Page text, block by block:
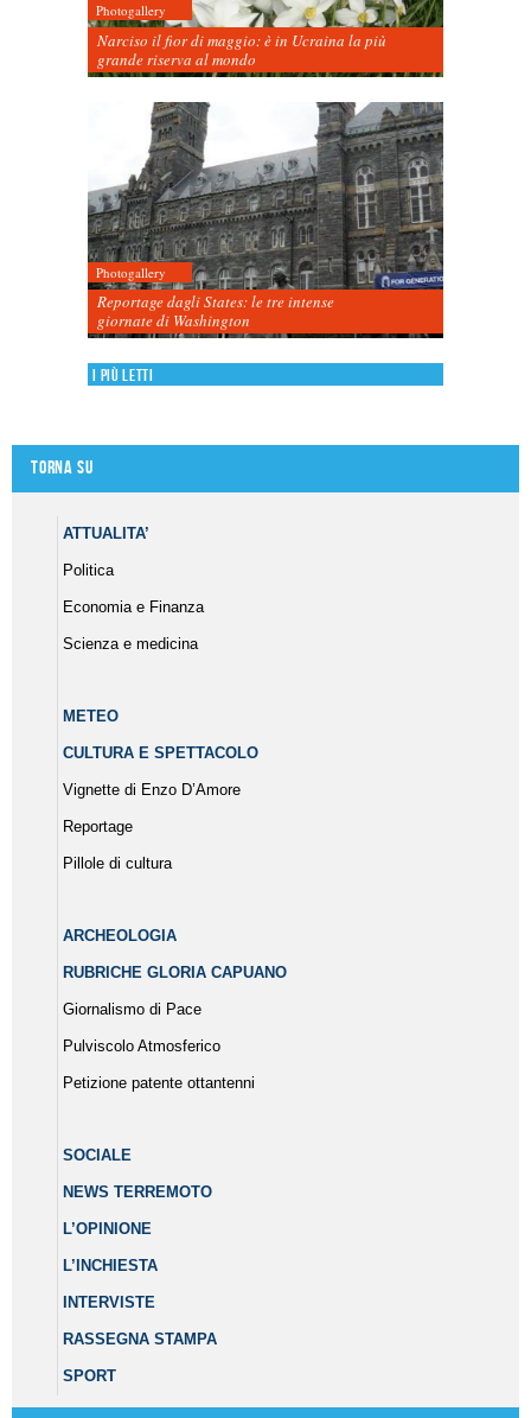
Photogallery
Narciso il fior di maggio: è in Ucraina la più
grande riserva al mondo
Photogallery
Reportage dagli States: le tre intense
giornate di Washington
I più letti
Torna su
ATTUALITA’
Politica
Economia e Finanza
Scienza e medicina
METEO
CULTURA E SPETTACOLO
Vignette di Enzo D’Amore
Reportage
Pillole di cultura
ARCHEOLOGIA
RUBRICHE GLORIA CAPUANO
Giornalismo di Pace
Pulviscolo Atmosferico
Petizione patente ottantenni
SOCIALE
NEWS TERREMOTO
L’OPINIONE
L’INCHIESTA
INTERVISTE
RASSEGNA STAMPA
SPORT